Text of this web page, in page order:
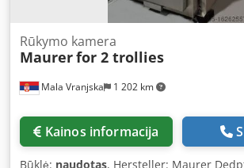
Mala Vranjska 1 202 km
Rūkymo kamera
Maurerfor 2 trollies
Kainos informacija
Būklė: naudotas, Hersteller: Maurer